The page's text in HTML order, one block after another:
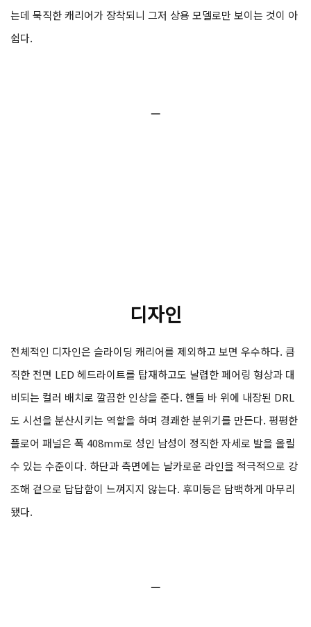
는데 묵직한 캐리어가 장착되니 그저 상용 모델로만 보이는 것이 아
쉽다.
ㅡ
디자인
전체적인 디자인은 슬라이딩 캐리어를 제외하고 보면 우수하다. 큼
직한 전면 LED 헤드라이트를 탑재하고도 날렵한 페어링 형상과 대
비되는 컬러 배치로 깔끔한 인상을 준다. 핸들 바 위에 내장된 DRL
도 시선을 분산시키는 역할을 하며 경쾌한 분위기를 만든다. 평평한
플로어 패널은 폭 408mm로 성인 남성이 정직한 자세로 발을 올릴
수 있는 수준이다. 하단과 측면에는 날카로운 라인을 적극적으로 강
조해 겉으로 답답함이 느껴지지 않는다. 후미등은 담백하게 마무리
됐다.
ㅡ